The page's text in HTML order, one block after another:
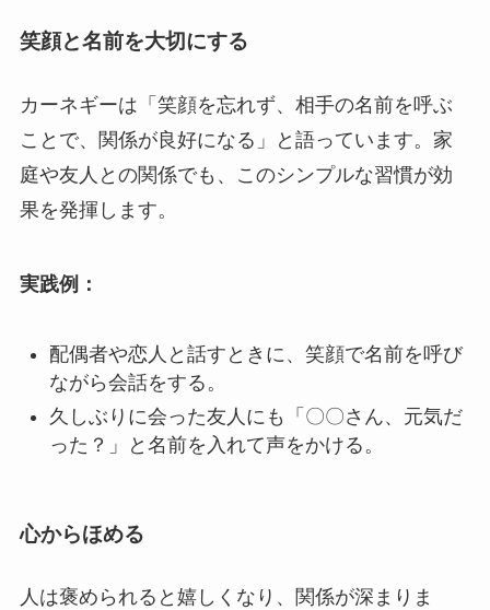
笑顔と名前を大切にする
カーネギーは「笑顔を忘れず、相手の名前を呼ぶ
ことで、関係が良好になる」と語っています。家
庭や友人との関係でも、このシンプルな習慣が効
果を発揮します。
実践例：
配偶者や恋人と話すときに、笑顔で名前を呼び
ながら会話をする。
久しぶりに会った友人にも「〇〇さん、元気だ
った？」と名前を入れて声をかける。
心からほめる
人は褒められると嬉しくなり、関係が深まりま